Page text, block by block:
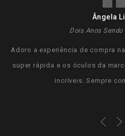
Ângela
Dois Anos Sendo
Adoro a experiência de compra
super rápida e os óculos da
incríveis. Sempre